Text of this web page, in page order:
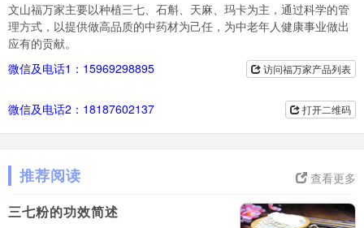
文山福万家主要以种植三七、石斛、天麻、玛卡为主，通过科学的管
理方式，以提供做高品质的中药材为己任，为中老年人健康事业做出
应有的贡献。
访问福万家产品列表
微信及电话1：15969298895
打开二维码
微信及电话2：18187602137
查看更多
推荐阅读
三七粉的功效简述